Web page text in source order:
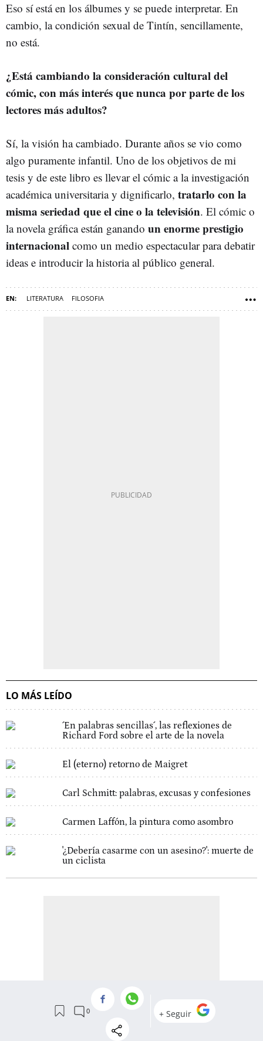
Eso sí está en los álbumes y se puede interpretar. En
cambio, la condición sexual de Tintín, sencillamente,
no está.
¿Está cambiando la consideración cultural del
cómic, con más interés que nunca por parte de los
lectores más adultos?
Sí, la visión ha cambiado. Durante años se vio como
algo puramente infantil. Uno de los objetivos de mi
tesis y de este libro es llevar el cómic a la investigación
académica universitaria y dignificarlo, tratarlo con la
misma seriedad que el cine o la televisión. El cómic o
la novela gráfica están ganando un enorme prestigio
internacional como un medio espectacular para debatir
ideas e introducir la historia al público general.
LITERATURA FILOSOFIA
LO MÁS LEÍDO
´En palabras sencillas´, las reflexiones de
Richard Ford sobre el arte de la novela
El (eterno) retorno de Maigret
Carl Schmitt: palabras, excusas y confesiones
Carmen Laffón, la pintura como asombro
'¿Debería casarme con un asesino?': muerte de
un ciclista